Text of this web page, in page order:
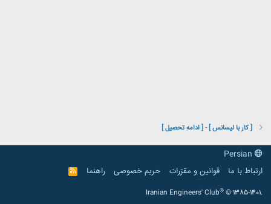
[ کار با لیسانس ] - [ ادامه تحصیل ]
ارتباط با ما
قوانین و مقرّرات حریم خصوصی راهنما
R
S
Iranian Engineers' Club® © 1385-1401.